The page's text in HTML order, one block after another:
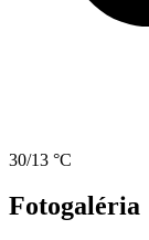
30/13 °C
Fotogaléria